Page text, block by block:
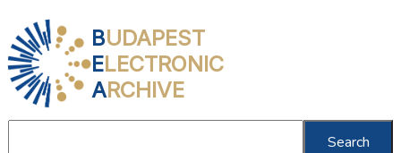
BUDAPEST
ELECTRONIC
ARCHIVE
Search